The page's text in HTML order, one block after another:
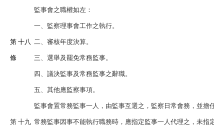
第 十八
條
監事會之職權如左：
一、監察理事會工作之執行。
二、審核年度決算。
三、選舉及罷免常務監事。
四、議決監事及常務監事之辭職。
五、其他應監察事項。
第 十九
監事會置常務監事一人，由監事互選之，監察日常會務，並擔任
常務監事因事不能執行職務時，應指定監事一人代理之，未指定